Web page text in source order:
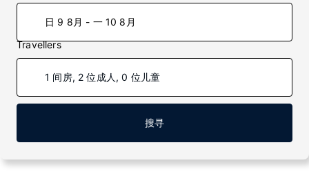
日 9 8月 - 一 10 8月
Travellers
1 间房, 2 位成人, 0 位儿童
搜寻